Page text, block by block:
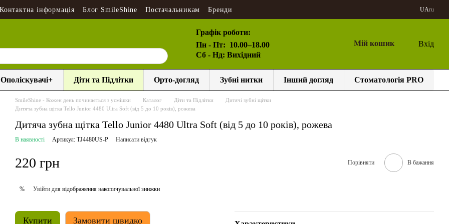
Контактна інформація Блог SmileShine Постачальникам Бренди UAru
Графік роботи:
Пн - Пт: 10.00–18.00
Сб - Нд: Вихідний
Мій кошик Вхід
Ополіскувачі+ Діти та Підлітки Орто-догляд Зубні нитки Інший догляд Стоматологія PRO
SmileShine - Кожен день починається з усмішки Каталог Діти та Підлітки
Дитячі зубні щітки
Дитяча зубна щітка Tello Junior 4480 Ultra Soft (від 5 до 10 років), рожева
Дитяча зубна щітка Tello Junior 4480 Ultra Soft (від 5 до 10 років), рожева
В наявності Артикул: TJ4480US-P Написати відгук
220 грн Порівняти В бажання
% Увійти для відображення накопичувальної знижки
Купити Замовити швидко